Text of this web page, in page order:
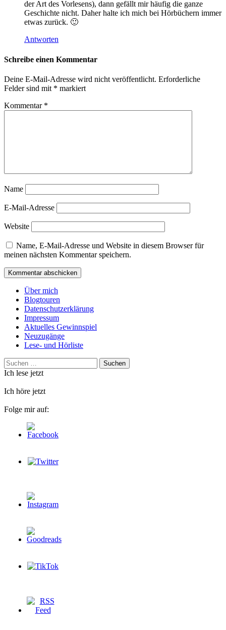
der Art des Vorlesens), dann gefällt mir häufig die ganze
Geschichte nicht. Daher halte ich mich bei Hörbüchern immer
etwas zurück. 🙂
Antworten
Schreibe einen Kommentar
Deine E-Mail-Adresse wird nicht veröffentlicht. Erforderliche
Felder sind mit * markiert
Kommentar *
Name
E-Mail-Adresse
Website
Name, E-Mail-Adresse und Website in diesem Browser für
meinen nächsten Kommentar speichern.
Über mich
Blogtouren
Datenschutzerklärung
Impressum
Aktuelles Gewinnspiel
Neuzugänge
Lese- und Hörliste
Suchen
nach:
Ich lese jetzt
Ich höre jetzt
Folge mir auf: